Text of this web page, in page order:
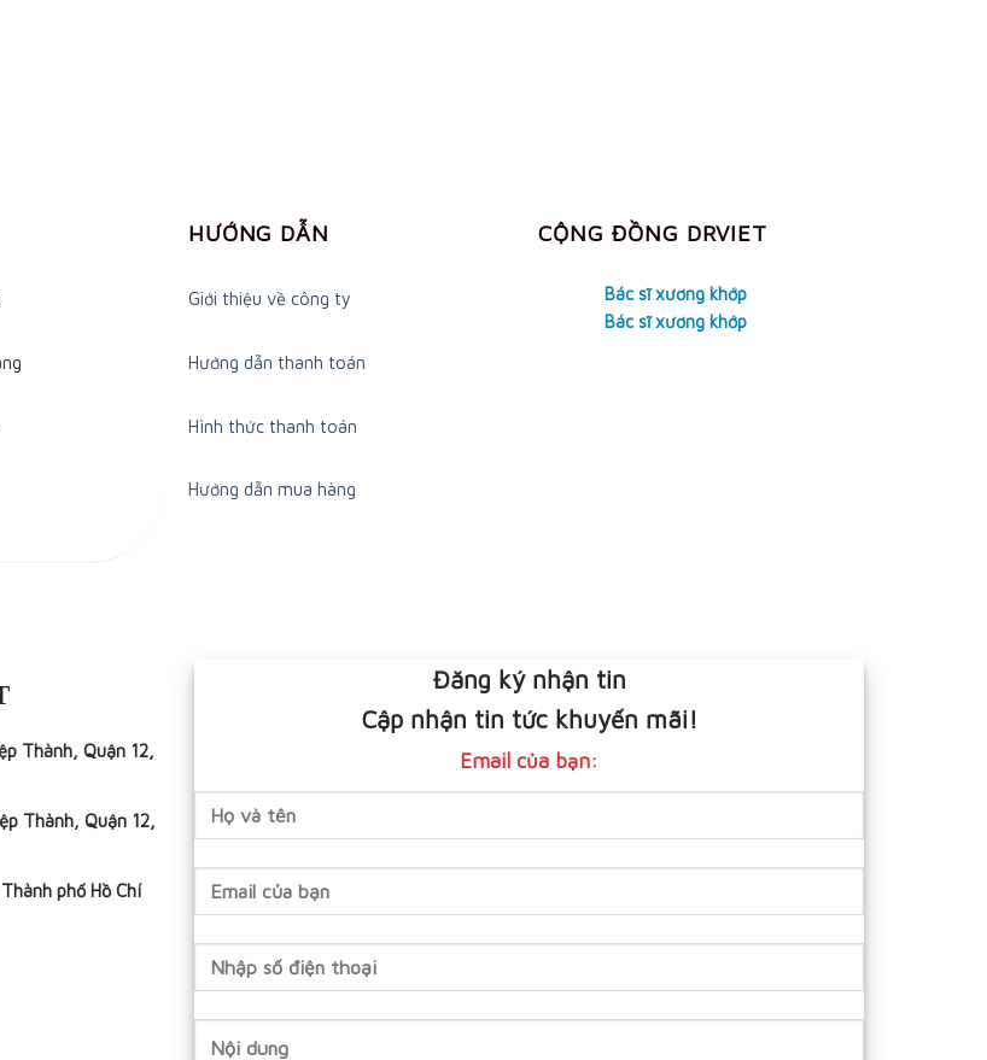
HƯỚNG DẪN
Giới thiệu về công ty
Hướng dẫn thanh toán
Hình thức thanh toán
Hướng dẫn mua hàng
CỘNG ĐỒNG DRVIET
Bác sĩ xương khớp
Bác sĩ xương khớp
Thành, Quận 12,
Thành, Quận 12,
phố Hồ Chí
Đăng ký nhận tin
Cập nhận tin tức khuyến mãi!
Email của bạn: